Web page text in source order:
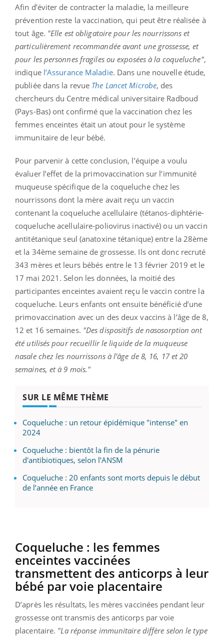
Afin d’éviter de contracter la maladie, la meilleure
prévention reste la vaccination, qui peut être réalisée à
tout âge. "Elle est obligatoire pour les nourrissons et
particulièrement recommandée avant une grossesse, et
pour les personnes fragiles ou exposées à la coqueluche",
indique l’Assurance Maladie. Dans une nouvelle étude,
publiée dans la revue The Lancet Microbe, des
chercheurs du Centre médical universitaire Radboud
(Pays-Bas) ont confirmé que la vaccination chez les
femmes enceintes était un atout pour le système
immunitaire de leur bébé.
Pour parvenir à cette conclusion, l’équipe a voulu
évaluer l’effet de la primovaccination sur l’immunité
muqueuse spécifique de la coqueluche chez les
nourrissons dont la mère avait reçu un vaccin
contenant la coqueluche acellulaire (tétanos-diphtérie-
coqueluche acellulaire-poliovirus inactivé) ou un vaccin
antitétanique seul (anatoxine tétanique) entre la 28ème
et la 34ème semaine de grossesse. Ils ont donc recruté
343 mères et leurs bébés entre le 13 février 2019 et le
17 mai 2021. Selon les données, la moitié des
participantes enceintes avaient reçu le vaccin contre la
coqueluche. Leurs enfants ont ensuite bénéficié d’une
primovaccination avec un des deux vaccins à l’âge de 8,
12 et 16 semaines. "Des dispositifs de nasosorption ont
été utilisés pour recueillir le liquide de la muqueuse
nasale chez les nourrissons à l’âge de 8, 16, 17 et 20
semaines, et à 9 mois."
SUR LE MÊME THÈME
Coqueluche : un retour épidémique "intense" en
2024
Coqueluche : bientôt la fin de la pénurie
d'antibiotiques, selon l’ANSM
Coqueluche : 20 enfants sont morts depuis le début
de l’année en France
Coqueluche : les femmes
enceintes vaccinées
transmettent des anticorps à leur
bébé par voie placentaire
D’après les résultats, les mères vaccinées pendant leur
grossesse ont transmis des anticorps par voie
placentaire. "La réponse immunitaire diffère selon le type